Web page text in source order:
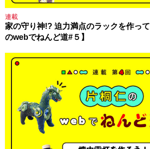
連載
家の守り神!? 迫力満点のラックを作っ
のwebでねんど道#５】